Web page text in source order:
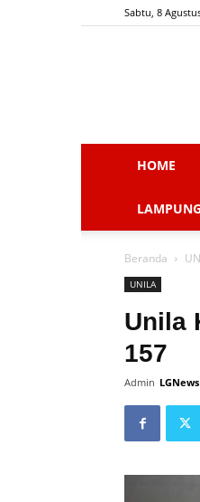
Sabtu, 8
HOME
Beranda
UNILA
Unila
157
Admin LGNews